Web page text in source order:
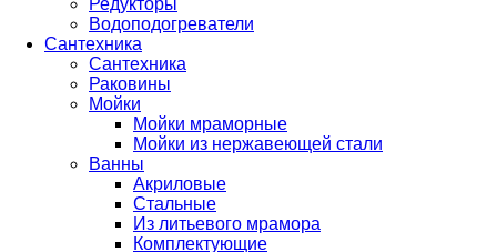
Редукторы
Водоподогреватели
Сантехника
Сантехника
Раковины
Мойки
Мойки мраморные
Мойки из нержавеющей стали
Ванны
Акриловые
Стальные
Из литьевого мрамора
Комплектующие